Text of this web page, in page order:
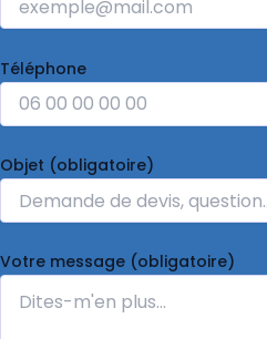
Téléphone
Objet (obligatoire)
Votre message (obligatoire)